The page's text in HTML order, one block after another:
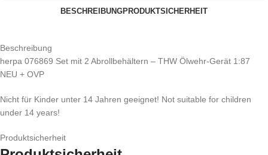
BESCHREIBUNGPRODUKTSICHERHEIT
Beschreibung
herpa 076869 Set mit 2 Abrollbehältern – THW Ölwehr-Gerät 1:87
NEU + OVP
Nicht für Kinder unter 14 Jahren geeignet! Not suitable for children
under 14 years!
Produktsicherheit